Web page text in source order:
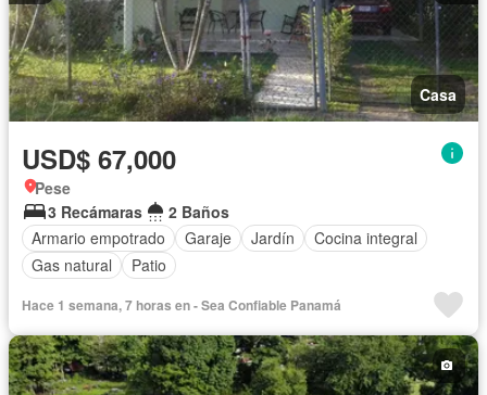
Casa
USD$ 67,000
Pese
3 Recámaras
2 Baños
Armario empotrado
Garaje Jardín
Cocina integral
Gas natural
Patio
Hace 1 semana, 7 horas en - Sea Confiable Panamá